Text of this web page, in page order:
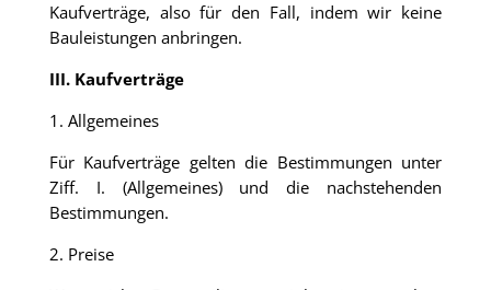
Kaufverträge, also für den Fall, indem wir keine
Bauleistungen anbringen.
III. Kaufverträge
1. Allgemeines
Für Kaufverträge gelten die Bestimmungen unter
Ziff. I. (Allgemeines) und die nachstehenden
Bestimmungen.
2. Preise